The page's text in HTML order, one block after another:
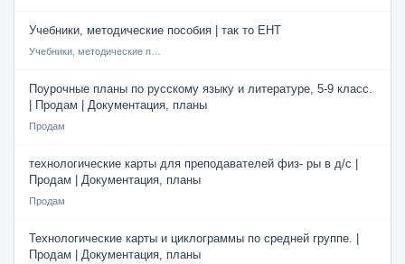
Учебники, методические пособия | так то ЕНТ
Поурочные планы по русскому языку и литературе, 5-9 класс.
| Продам | Документация, планы
Продам
технологические карты для преподавателей физ- ры в д/с |
Продам | Документация, планы
Продам
Технологические карты и циклограммы по средней группе. |
Продам | Документация, планы